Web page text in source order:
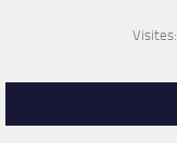
Visites: